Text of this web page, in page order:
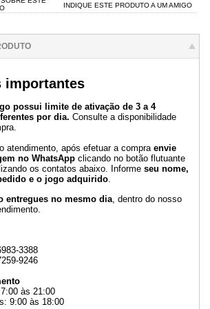
INDIQUE ESTE PRODUTO A UM AMIGO
importantes
possui limite de ativação de 3 a 4
por dia. Consulte a disponibilidade
atendimento, após efetuar a compra envie
no WhatsApp clicando no botão flutuante
os contatos abaixo. Informe seu nome,
e o jogo adquirido
entregues no mesmo dia, dentro do nosso
3388
9246
às 21:00
9:00 às 18:00